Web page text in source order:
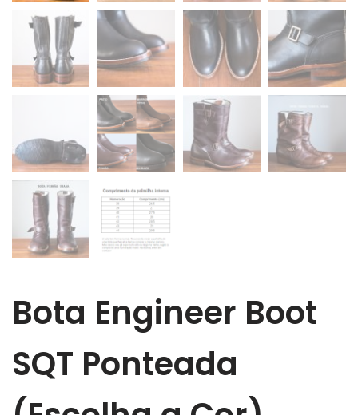
Bota Engineer Boot
SQT Ponteada